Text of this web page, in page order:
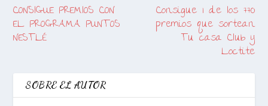
CONSIGUE PREMIOS CON
EL PROGRAMA PUNTOS
NESTLÉ
Consigue 1 de los 770
premios que sortean
Tu casa Club y
Loctite
SOBRE EL AUTOR